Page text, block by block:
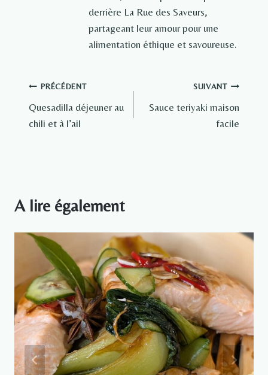
derrière La Rue des Saveurs,
partageant leur amour pour une
alimentation éthique et savoureuse.
Navigation
de
PRÉCÉDENT
Quesadilla déjeuner au
chili et à l’ail
SUIVANT
Sauce teriyaki maison
facile
A lire également